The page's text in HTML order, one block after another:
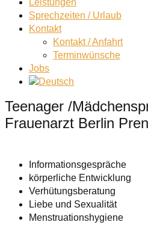
Leistungen
Sprechzeiten / Urlaub
Kontakt
Kontakt / Anfahrt
Terminwünsche
Jobs
Teenager /
Frauenarzt Berlin
Informationsgespräche
körperliche Entwicklung
Verhütungsberatung
Liebe und Sexualität
Menstruationshygiene